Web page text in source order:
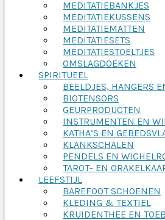
MEDITATIEBANKJES
MEDITATIEKUSSENS
MEDITATIEMATTEN
MEDITATIESETS
MEDITATIESTOELTJES
OMSLAGDOEKEN
SPIRITUEEL
BEELDJES, HANGERS
BIOTENSORS
GEURPRODUCTEN
INSTRUMENTEN EN
KATHA’S EN
KLANKSCHALEN
PENDELS EN
TAROT- EN
LEEFSTIJL
BAREFOOT SCHOENEN
KLEDING & TEXTIEL
KRUIDENTHEE EN